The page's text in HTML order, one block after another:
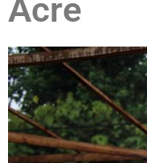
Acre